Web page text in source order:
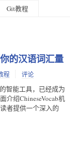
Git教程
的汉语词汇量
程 评论
智能工具，已经成为
介绍ChineseVocab机
者提供一个深入的